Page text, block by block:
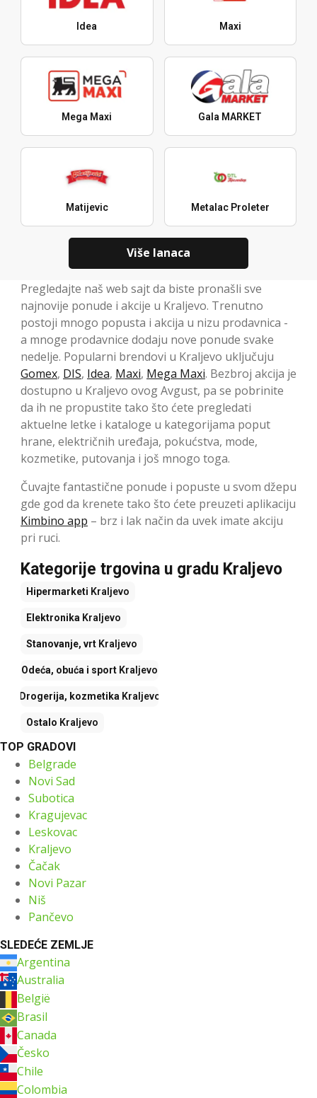
Idea Maxi
Mega Maxi Gala MARKET
Matijevic Metalac Proleter
Više lanaca
Pregledajte naš web sajt da biste pronašli sve
najnovije ponude i akcije u Kraljevo. Trenutno
postoji mnogo popusta i akcija u nizu prodavnica -
a mnoge prodavnice dodaju nove ponude svake
nedelje. Popularni brendovi u Kraljevo uključuju
Gomex, DIS, Idea, Maxi, Mega Maxi. Bezbroj akcija je
dostupno u Kraljevo ovog Avgust, pa se pobrinite
da ih ne propustite tako što ćete pregledati
aktuelne letke i kataloge u kategorijama poput
hrane, električnih uređaja, pokućstva, mode,
kozmetike, putovanja i još mnogo toga.
Čuvajte fantastične ponude i popuste u svom džepu
gde god da krenete tako što ćete preuzeti aplikaciju
Kimbino app – brz i lak način da uvek imate akciju
pri ruci.
Kategorije trgovina u gradu Kraljevo
Hipermarketi Kraljevo
Elektronika Kraljevo
Stanovanje, vrt Kraljevo
Odeća, obuća i sport Kraljevo
Drogerija, kozmetika Kraljevo
Ostalo Kraljevo
TOP GRADOVI
Belgrade
Novi Sad
Subotica
Kragujevac
Leskovac
Kraljevo
Čačak
Novi Pazar
Niš
Pančevo
SLEDEĆE ZEMLJE
Argentina
Australia
België
Brasil
Canada
Česko
Chile
Colombia